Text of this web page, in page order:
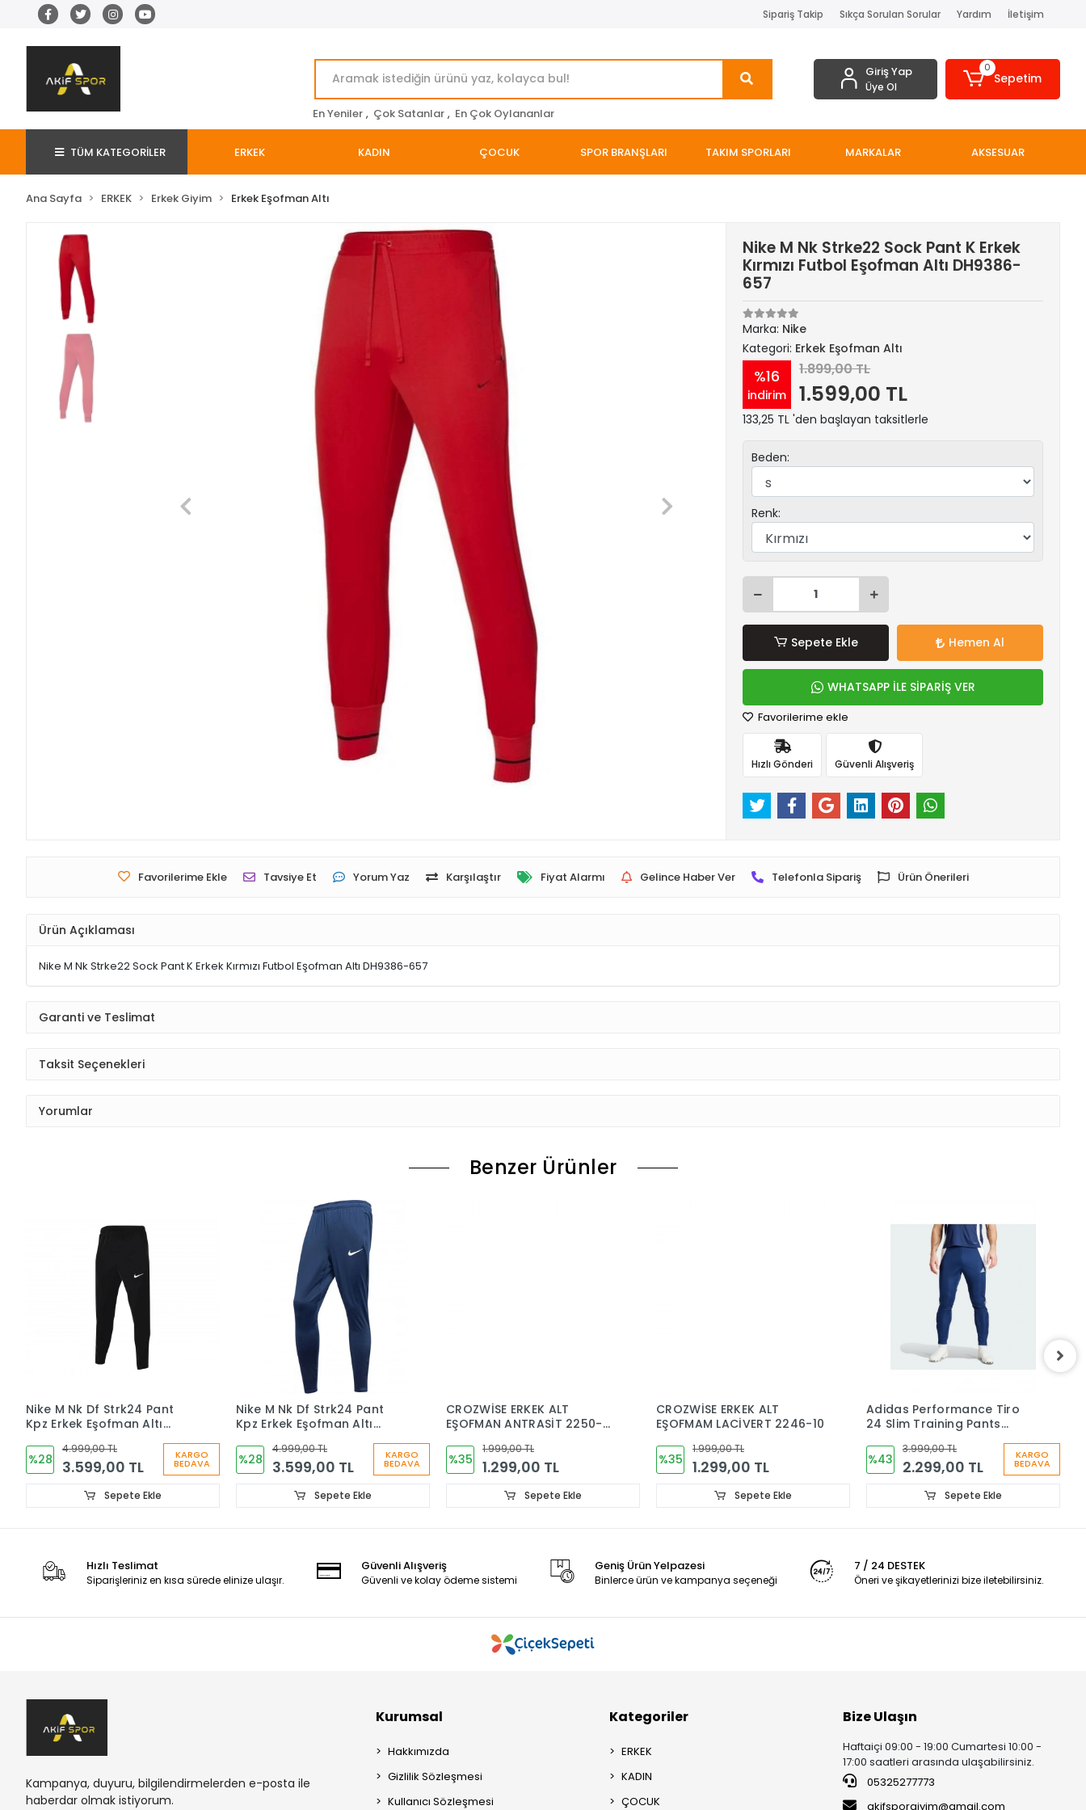
Sipariş Takip Sıkça Sorulan Sorular Yardım İletişim
En Yeniler , Çok Satanlar , En Çok Oylananlar
Giriş Yap
Üye Ol
0
Sepetim
TÜM KATEGORİLER ERKEK KADIN ÇOCUK SPOR BRANŞLARI TAKIM SPORLARI MARKALAR AKSESUAR
Ana Sayfa ERKEK Erkek Giyim Erkek Eşofman Altı
Nike M Nk Strke22 Sock Pant K Erkek
Kırmızı Futbol Eşofman Altı DH9386-
657
Marka: Nike
Kategori: Erkek Eşofman Altı
%16
indirim
1.899,00 TL
1.599,00 TL
133,25 TL 'den başlayan taksitlerle
Beden:
Renk:
Sepete Ekle Hemen Al
WHATSAPP İLE SİPARİŞ VER
Favorilerime ekle
Hızlı Gönderi Güvenli Alışveriş
Favorilerime Ekle Tavsiye Et Yorum Yaz Karşılaştır Fiyat Alarmı Gelince Haber Ver Telefonla Sipariş Ürün Önerileri
Ürün Açıklaması
Nike M Nk Strke22 Sock Pant K Erkek Kırmızı Futbol Eşofman Altı DH9386-657
Garanti ve Teslimat
Taksit Seçenekleri
Yorumlar
Benzer Ürünler
Nike M Nk Df Strk24 Pant
Kpz Erkek Eşofman Altı
%28
4.999,00 TL
3.599,00 TL
KARGO
BEDAVA
Sepete Ekle
Nike M Nk Df Strk24 Pant
Kpz Erkek Eşofman Altı
%28
4.999,00 TL
3.599,00 TL
KARGO
BEDAVA
Sepete Ekle
CROZWİSE ERKEK ALT
EŞOFMAN ANTRASİT 2250-
%35
1.999,00 TL
1.299,00 TL
Sepete Ekle
CROZWİSE ERKEK ALT
EŞOFMAM LACİVERT 2246-10
%35
1.999,00 TL
1.299,00 TL
Sepete Ekle
Adidas Performance Tiro
24 Slim Training Pants
%43
3.999,00 TL
2.299,00 TL
KARGO
BEDAVA
Sepete Ekle
Hızlı Teslimat
Siparişleriniz en kısa sürede elinize ulaşır.
Güvenli Alışveriş
Güvenli ve kolay ödeme sistemi
Geniş Ürün Yelpazesi
Binlerce ürün ve kampanya seçeneği
7 / 24 DESTEK
Öneri ve şikayetlerinizi bize iletebilirsiniz.
Kampanya, duyuru, bilgilendirmelerden e-posta ile
haberdar olmak istiyorum.
Kurumsal
Hakkımızda
Gizlilik Sözleşmesi
Kullanıcı Sözleşmesi
Kategoriler
ERKEK
KADIN
ÇOCUK
Bize Ulaşın
Haftaiçi 09:00 - 19:00 Cumartesi 10:00 -
17:00 saatleri arasında ulaşabilirsiniz.
05325277773
akifsporgiyim@gmail.com